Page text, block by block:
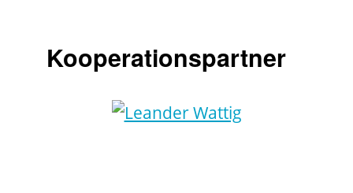
Kooperationspartner